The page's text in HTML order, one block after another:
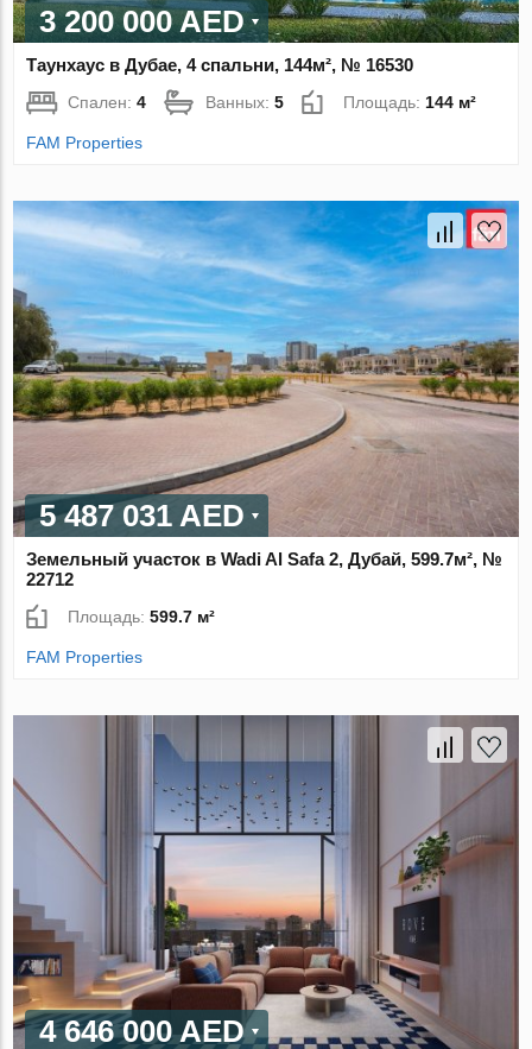
3 200 000 AED
Таунхаус в Дубае, 4 спальни, 144м², № 16530
Спален:4 Ванных:5 Площадь: 144 м²
FAM Properties
5 487 031 AED
Земельный участок в Wadi Al Safa 2, Дубай, 599.7м², №
22712
Площадь:599.7 м²
FAM Properties
4 646 000 AED